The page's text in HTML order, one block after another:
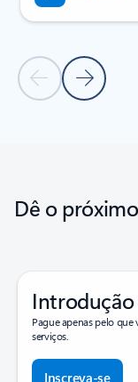
Slide Anterior
Próximo
Dê o
Pague apenas pelo
serviços.
Inscreva-se